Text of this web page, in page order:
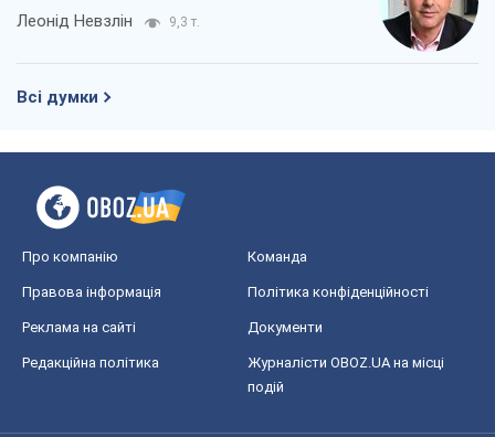
Леонід Невзлін 9,3 т.
Всі думки
Про компанію Команда
Правова інформація Політика конфіденційності
Реклама на сайті Документи
Редакційна політика
Журналісти OBOZ.UA на місці
подій